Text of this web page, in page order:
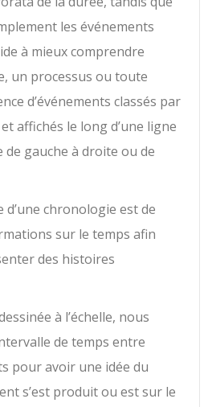
les événements
à mieux comprendre
un processus ou toute
d’événements classés par
affichés le long d’une ligne
gauche à droite ou de
chronologie est de
sur le temps afin
des histoires
à l’échelle, nous
de temps entre
pour avoir une idée du
s’est produit ou est sur le